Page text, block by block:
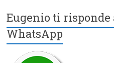
Eugenio ti
WhatsApp